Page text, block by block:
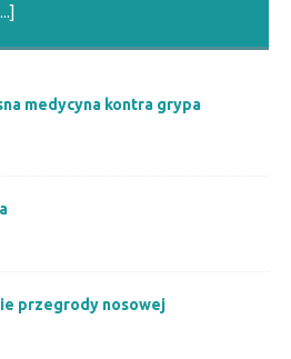
medycyna kontra grypa
przegrody nosowej